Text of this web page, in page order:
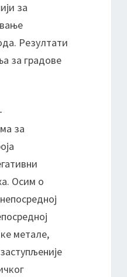
за
Резултати
за градове
за
Осим о
метале,